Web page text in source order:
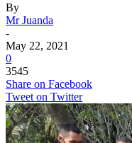
By
Mr Juanda
-
May 22, 2021
0
3545
Share on Facebook
Tweet on Twitter